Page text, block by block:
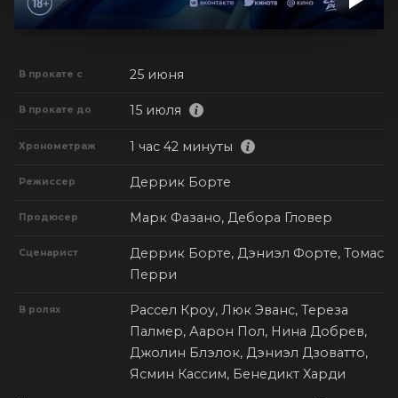
В прокате с 25 июня
В прокате до 15 июля
Хронометраж 1 час 42 минуты
Режиссер Деррик Борте
Продюсер Марк Фазано, Дебора Гловер
Сценарист
Деррик Борте, Дэниэл Форте, Томас
Перри
В ролях
Рассел Кроу, Люк Эванс, Тереза
Палмер, Аарон Пол, Нина Добрев,
Джолин Блэлок, Дэниэл Дзоватто,
Ясмин Кассим, Бенедикт Харди